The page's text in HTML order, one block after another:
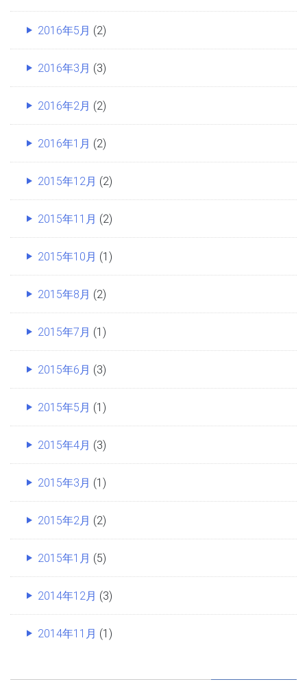
2016年5月 (2)
2016年3月 (3)
2016年2月 (2)
2016年1月 (2)
2015年12月 (2)
2015年11月 (2)
2015年10月 (1)
2015年8月 (2)
2015年7月 (1)
2015年6月 (3)
2015年5月 (1)
2015年4月 (3)
2015年3月 (1)
2015年2月 (2)
2015年1月 (5)
2014年12月 (3)
2014年11月 (1)